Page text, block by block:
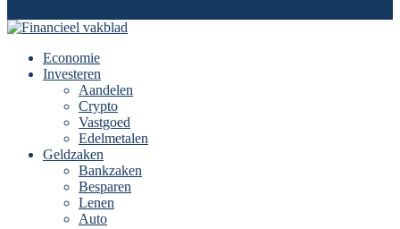
Economie
Investeren
Aandelen
Crypto
Vastgoed
Edelmetalen
Geldzaken
Bankzaken
Besparen
Lenen
Auto